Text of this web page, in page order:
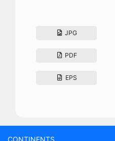
JPG
PDF
EPS
CONTINENTS